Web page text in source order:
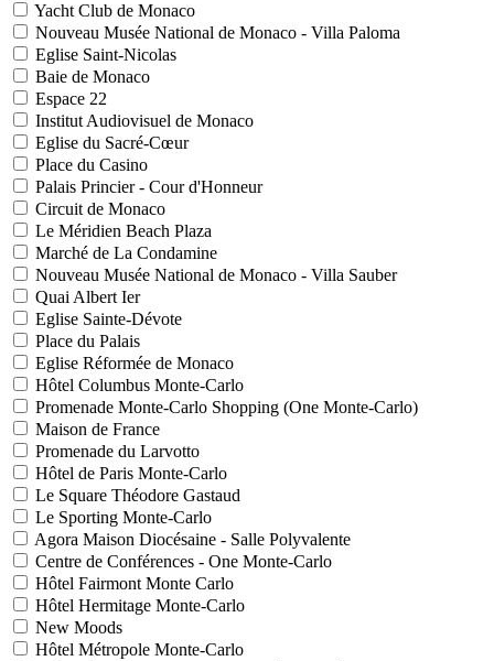
Yacht Club de Monaco
Nouveau Musée National de Monaco - Villa Paloma
Eglise Saint-Nicolas
Baie de Monaco
Espace 22
Institut Audiovisuel de Monaco
Eglise du Sacré-Cœur
Place du Casino
Palais Princier - Cour d'Honneur
Circuit de Monaco
Le Méridien Beach Plaza
Marché de La Condamine
Nouveau Musée National de Monaco - Villa Sauber
Quai Albert Ier
Eglise Sainte-Dévote
Place du Palais
Eglise Réformée de Monaco
Hôtel Columbus Monte-Carlo
Promenade Monte-Carlo Shopping (One Monte-Carlo)
Maison de France
Promenade du Larvotto
Hôtel de Paris Monte-Carlo
Le Square Théodore Gastaud
Le Sporting Monte-Carlo
Agora Maison Diocésaine - Salle Polyvalente
Centre de Conférences - One Monte-Carlo
Hôtel Fairmont Monte Carlo
Hôtel Hermitage Monte-Carlo
New Moods
Hôtel Métropole Monte-Carlo